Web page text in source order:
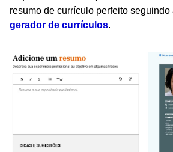
resumo de currículo perfeito
gerador de currículos.